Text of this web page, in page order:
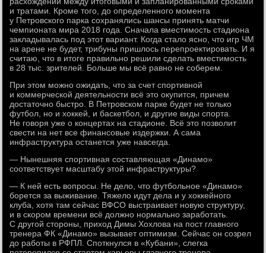
и тратами. Кроме того, до определенного момента
у Петровского парка сохранялись шансы принять матчи
чемпионата мира 2018 года. Сначала вместимость стадиона
закладывалась под этот вариант. Когда стало ясно, что игр ЧМ
на арене не будет, трибуны пришлось перепроектировать. И я
считаю, что в итоге правильно решили сделать вместимость
в 28 тыс. зрителей. Больше мы всё равно не соберем.
При этом можно ожидать, что за счет спортивной
и коммерческой деятельности всё это окупится, причем
достаточно быстро. В Петровском парке будет не только
футбол, но и хоккей, и баскетбол, и другие виды спорта.
Не говоря уже о концертах на стадионе. Всё это позволит
свести на нет все финансовые издержки. А сама
инфраструктура останется уже навсегда.
— Нынешняя спортивная составляющая «Динамо»
соответствует масштабу этой инфраструктуры?
— К ней есть вопросы. Не дело, что футбольное «Динамо»
борется за выживание. Тяжело идут дела и у хоккейного
клуба, хотя там сейчас ВФСО выстраивает новую структуру,
и в скором времени всё должно нормально заработать.
С другой стороны, приход Димы Хохлова на пост главного
тренера ФК «Динамо» вызывает оптимизм. Сейчас он созрел
до работы в РФПЛ. Споткнулся в «Кубани», слегка